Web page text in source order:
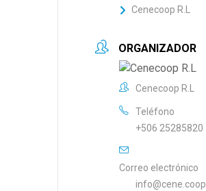
Cenecoop R.L
ORGANIZADOR
Cenecoop R.L
Teléfono
+506 25285820
Correo electrónico
info@cene.coop